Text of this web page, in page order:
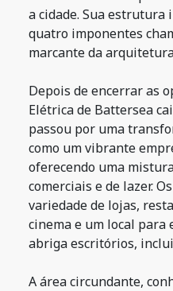
a cidade. Sua estrutura
quatro imponentes
marcante da
Depois de encerrar as
Elétrica de Battersea
passou por uma
como um vibrante
oferecendo uma
comerciais e de lazer.
variedade de lojas,
cinema e um local para
abriga escritórios,
A área circundante,